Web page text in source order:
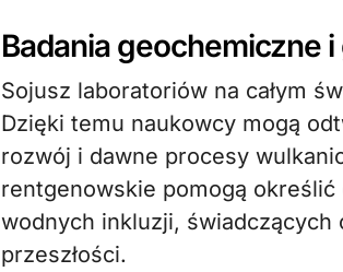
Badania geochemiczne
Sojusz laboratoriów na całym
Dzięki temu naukowcy mogą
rozwój i dawne procesy
rentgenowskie pomogą
wodnych inkluzji, świadczących
przeszłości.